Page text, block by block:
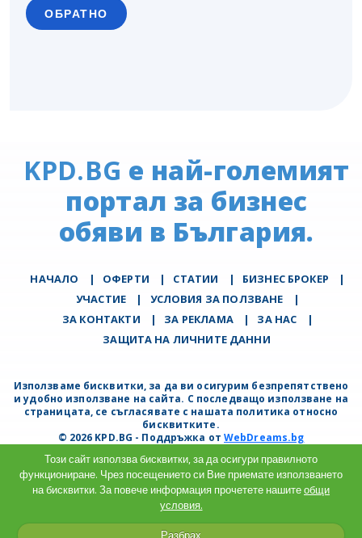
ОБРАТНО
KPD.BG е най-големият
портал за бизнес
обяви в България.
НАЧАЛО | ОФЕРТИ | СТАТИИ | БИЗНЕС БРОКЕР
|
УЧАСТИЕ
| УСЛОВИЯ ЗА ПОЛЗВАНЕ
|
ЗА КОНТАКТИ
| ЗА РЕКЛАМА | ЗА НАС
|
ЗАЩИТА НА ЛИЧНИТЕ ДАННИ
Използваме бисквитки, за да ви осигурим безпрепятствено
и удобно използване на сайта. С последващо използване на
страницата, се съгласявате с нашата политика относно
бисквитките.
© 2026 KPD.BG - Поддръжка отWebDreams.bg
Този сайт използва бисквитки, за да осигури правилното
функциониране. Чрез посещението си Вие приемате използването
на бисквитки. За повече информация прочетете нашитеобщи
условия.
Разбрах